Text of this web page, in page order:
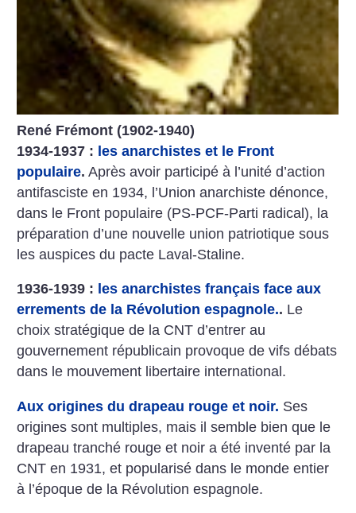
René Frémont (1902-1940)
1934-1937 : les anarchistes et le Front
populaire. Après avoir participé à l’unité d’action
antifasciste en 1934, l’Union anarchiste dénonce,
dans le Front populaire (PS-PCF-Parti radical), la
préparation d’une nouvelle union patriotique sous
les auspices du pacte Laval-Staline.
1936-1939 : les anarchistes français face aux
errements de la Révolution espagnole.. Le
choix stratégique de la CNT d’entrer au
gouvernement républicain provoque de vifs débats
dans le mouvement libertaire international.
Aux origines du drapeau rouge et noir. Ses
origines sont multiples, mais il semble bien que le
drapeau tranché rouge et noir a été inventé par la
CNT en 1931, et popularisé dans le monde entier
à l’époque de la Révolution espagnole.